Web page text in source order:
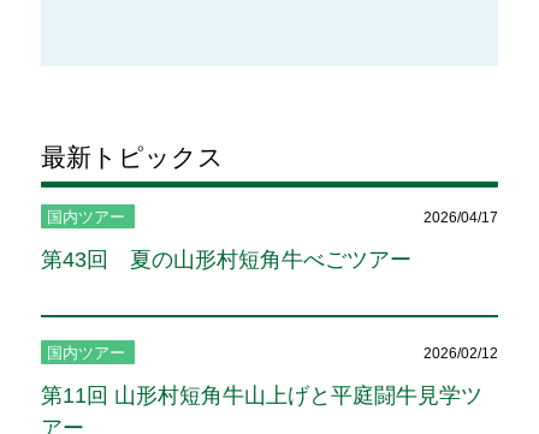
最新トピックス
国内ツアー 2026/04/17
第43回 夏の山形村短角牛べごツアー
国内ツアー 2026/02/12
第11回 山形村短角牛山上げと平庭闘牛見学ツ
アー